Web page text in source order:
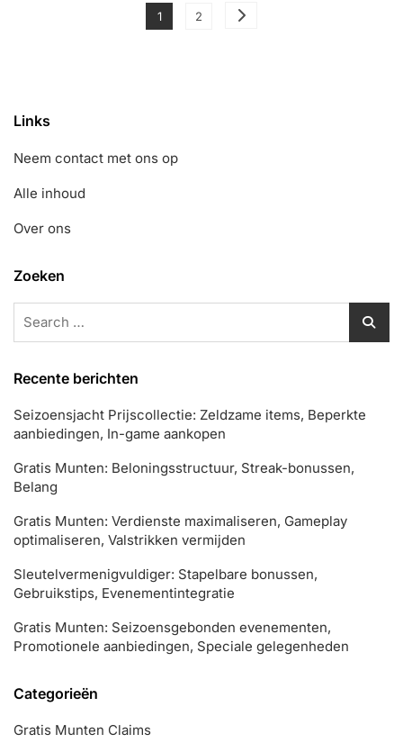
Posts
Page
1 Page
2
Links
Neem contact met ons op
Alle inhoud
Over ons
Zoeken
Recente berichten
Seizoensjacht Prijscollectie: Zeldzame items, Beperkte
aanbiedingen, In-game aankopen
Gratis Munten: Beloningsstructuur, Streak-bonussen,
Belang
Gratis Munten: Verdienste maximaliseren, Gameplay
optimaliseren, Valstrikken vermijden
Sleutelvermenigvuldiger: Stapelbare bonussen,
Gebruikstips, Evenementintegratie
Gratis Munten: Seizoensgebonden evenementen,
Promotionele aanbiedingen, Speciale gelegenheden
Categorieën
Gratis Munten Claims